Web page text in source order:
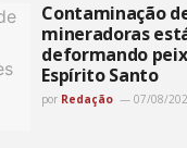
Contaminação
mineradoras
deformando
Espírito Santo
por Redação 07/08/